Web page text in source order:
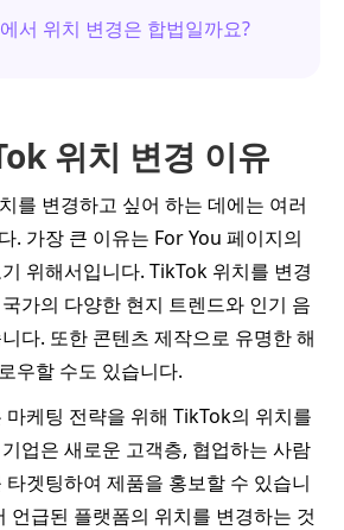
서 위치 변경은 합법일까요?
위치 변경 이유
를 변경하고 싶어 하는 데에는 여러
. 가장 큰 이유는 For You 페이지의
위해서입니다. TikTok 위치를 변경
가의 다양한 현지 트렌드와 인기 음
다. 또한 콘텐츠 제작으로 유명한 해
우할 수도 있습니다.
마케팅 전략을 위해 TikTok의 위치를
업은 새로운 고객층, 협업하는 사람
겟팅하여 제품을 홍보할 수 있습니
언급된 플랫폼의 위치를 변경하는 것